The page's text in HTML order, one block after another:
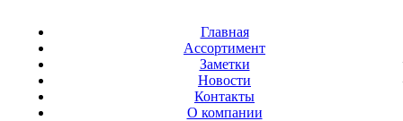
Главная
Ассортимент
Заметки
Новости
Контакты
О компании